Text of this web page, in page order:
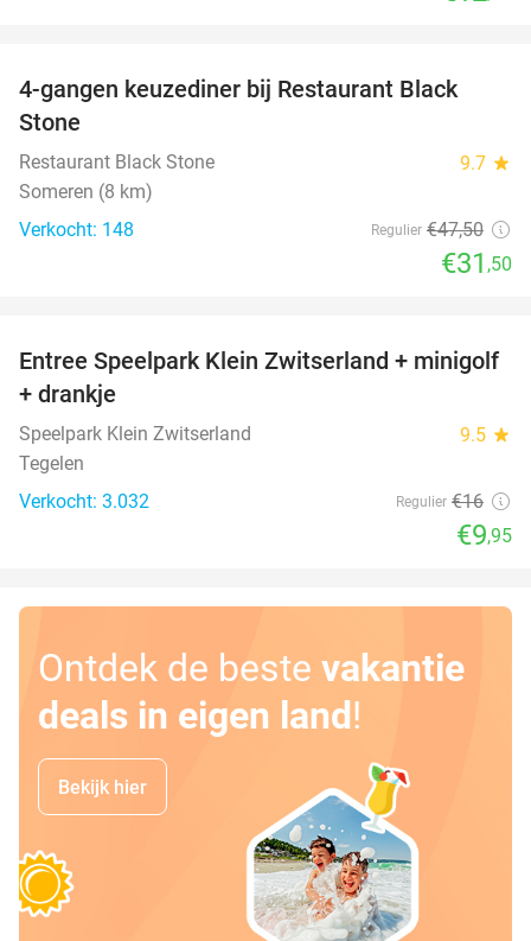
34%
4-gangen keuzediner bij Restaurant Black
Stone
Restaurant Black Stone 9.7 star
Someren (8 km)
Verkocht: 148
Regulier €47,50
€31 ,50
38%
Entree Speelpark Klein Zwitserland + minigolf
+ drankje
Speelpark Klein Zwitserland 9.5 star
Tegelen
Verkocht: 3.032
Regulier €16
€9,95
Ontdek de beste vakantie
deals in eigen land!
Bekijk hier